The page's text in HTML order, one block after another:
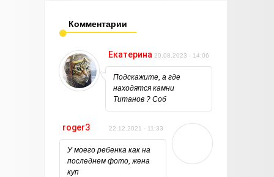
Комментарии
Екатерина 29.08.2023 - 14:06
Подскажите, а где
находятся камни
Титанов ? Соб
roger3 22.12.2021 - 11:33
У моего ребенка как на
последнем фото, жена
куп